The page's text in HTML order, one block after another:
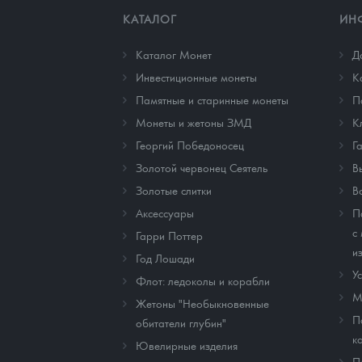
Книги по нумизматике
КАТАЛОГ
Каталог Монет
Инвестиционные монеты
Памятные и старинные монеты
Монеты и жетоны ЗМД
Георгий Победоносец
Золотой червонец Сеятель
Золотые слитки
Аксессуары
Гарри Поттер
Год Лошади
Флот: ледоколы и корабли
Жетоны "Необыкновенные
обитатели глубин"
Ювелирные изделия
с